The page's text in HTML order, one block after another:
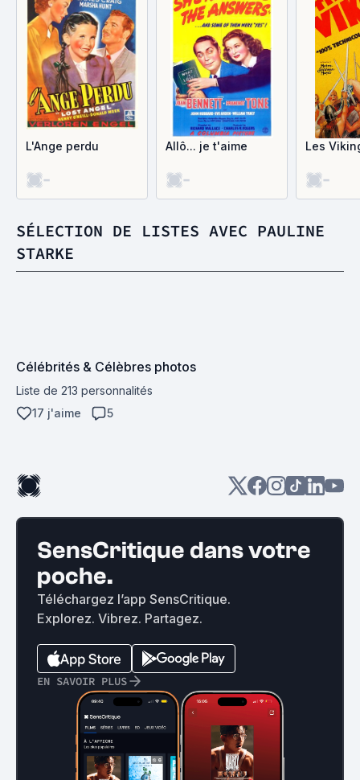
L'Ange perdu
-
Allô... je t'aime
-
Les
-
SÉLECTION DE LISTES AVEC PAULINE
STARKE
Célébrités & Célèbres photos
Liste de 213 personnalités
17 j'aime
5
SensCritique dans votre
poche.
Téléchargez l’app SensCritique.
Explorez. Vibrez. Partagez.
EN SAVOIR PLUS